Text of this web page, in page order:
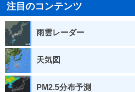
注目のコンテンツ
雨雲レーダー
天気図
PM2.5分布予測